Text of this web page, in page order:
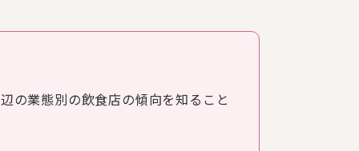
の業態別の飲食店の傾向を知ること